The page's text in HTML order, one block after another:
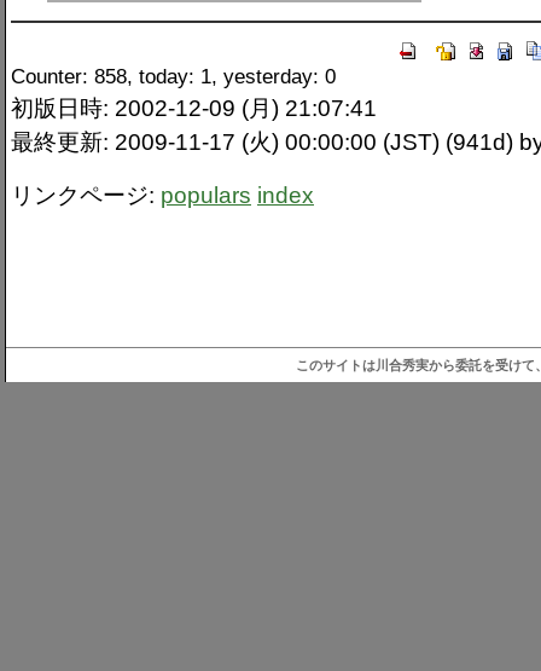
Counter: 858, today: 1, yesterday: 0
初版日時: 2002-12-09 (月) 21:07:41
最終更新: 2009-11-17 (火) 00:00:00 (JST) (941d)
リンクページ: populars index
このサイトは川合秀実から委託を受け